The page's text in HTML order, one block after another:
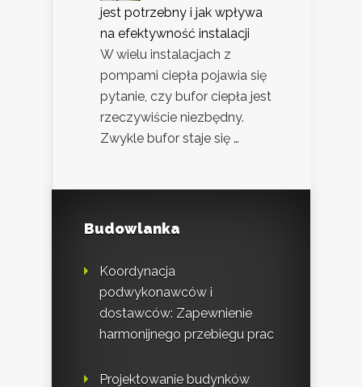
jest potrzebny i jak wpływa
na efektywność instalacji
W wielu instalacjach z
pompami ciepła pojawia się
pytanie, czy bufor ciepła jest
rzeczywiście niezbędny.
Zwykle bufor staje się …
Budowlanka
Koordynacja
podwykonawców i
dostawców: Zapewnienie
harmonijnego przebiegu prac
Projektowanie budynków